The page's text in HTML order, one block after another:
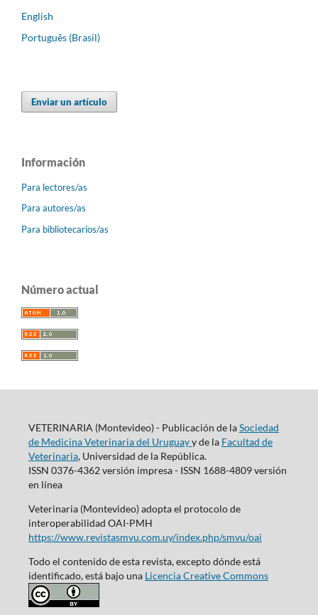
English
Português (Brasil)
Enviar un artículo
Información
Para lectores/as
Para autores/as
Para bibliotecarios/as
Número actual
VETERINARIA (Montevideo) - Publicación de laSociedad
de Medicina Veterinaria del Uruguayy de la Facultad de
Veterinaria, Universidad de la República.
ISSN 0376-4362 versión impresa - ISSN 1688-4809 versión
en línea
Veterinaria (Montevideo) adopta el protocolo de
interoperabilidad OAI-PMH
https://www.revistasmvu.com.uy/index.php/smvu/oai
Todo el contenido de esta revista, excepto dónde está
identificado, está bajo una Licencia Creative Commons